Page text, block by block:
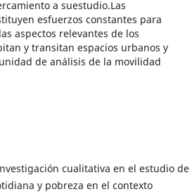
a suestudio.Las
esfuerzos constantes para
aspectos relevantes de los
y transitan espacios urbanos y
de análisis de la movilidad
cualitativa en el estudio de
y pobreza en el contexto